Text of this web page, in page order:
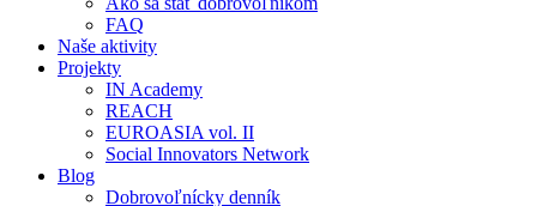
FAQ
Naše aktivity
Projekty
IN Academy
REACH
EUROASIA vol. II
Social Innovators Network
Blog
Dobrovoľnícky denník